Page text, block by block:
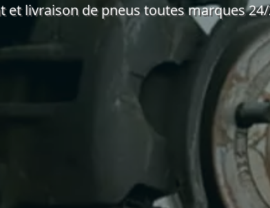
et livraison de pneus toutes marques